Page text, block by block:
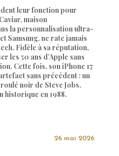
leur fonction pour
maison
la personnalisation ultra-
Samsung, ne rate jamais
Fidèle à sa réputation,
les 50 ans d’Apple sans
Cette fois, son iPhone 17
sans précédent : un
noir de Steve Jobs,
historique en 1988.
26 mai 2026